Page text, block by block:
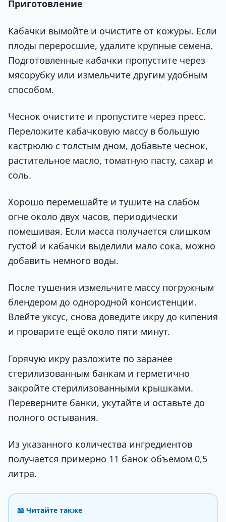
Приготовление
Кабачки вымойте и очистите от кожуры. Если
плоды переросшие, удалите крупные семена.
Подготовленные кабачки пропустите через
мясорубку или измельчите другим удобным
способом.
Чеснок очистите и пропустите через пресс.
Переложите кабачковую массу в большую
кастрюлю с толстым дном, добавьте чеснок,
растительное масло, томатную пасту, сахар и
соль.
Хорошо перемешайте и тушите на слабом
огне около двух часов, периодически
помешивая. Если масса получается слишком
густой и кабачки выделили мало сока, можно
добавить немного воды.
После тушения измельчите массу погружным
блендером до однородной консистенции.
Влейте уксус, снова доведите икру до кипения
и проварите ещё около пяти минут.
Горячую икру разложите по заранее
стерилизованным банкам и герметично
закройте стерилизованными крышками.
Переверните банки, укутайте и оставьте до
полного остывания.
Из указанного количества ингредиентов
получается примерно 11 банок объёмом 0,5
литра.
📖 Читайте также